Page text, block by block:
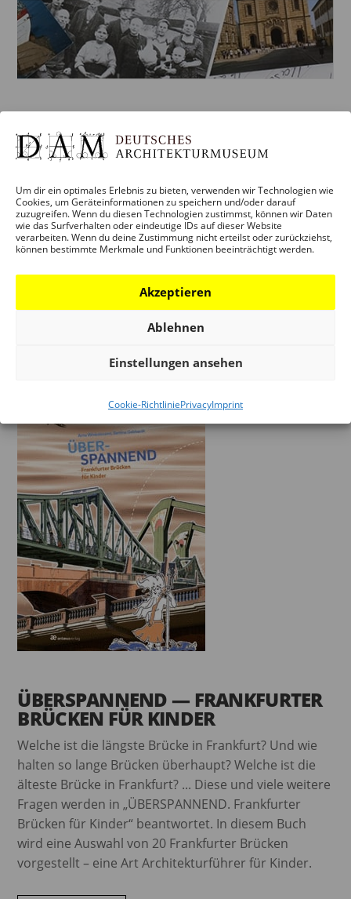
Um dir ein optimales Erlebnis zu bieten, verwenden wir Technologien wie
Cookies, um Geräteinformationen zu speichern und/oder darauf
zuzugreifen. Wenn du diesen Technologien zustimmst, können wir Daten
wie das Surfverhalten oder eindeutige IDs auf dieser Website
verarbeiten. Wenn du deine Zustimmung nicht erteilst oder zurückziehst,
können bestimmte Merkmale und Funktionen beeinträchtigt werden.
Akzeptieren
Ablehnen
Einstellungen ansehen
Cookie-RichtliniePrivacyImprint
UNESCO WELTERBE — EINE
DEUTSCHLANDREISE
(Hrsg.) Erschienen im Kehrer Verlag Heidelberg 2013,
deutsche ODER englische Ausgabe Mit Beiträgen von
Birgitta Ringbeck, Hanno Rauterberg, Hubertus
Adam, Wolfgang Bachmann, Ira Mazoni, Wolfgang
Pehnt u.a. 264 Seiten, mit...
ÜBERSPANNEND — FRANKFURTER
BRÜCKEN FÜR KINDER
Welche ist die längste Brücke in Frankfurt? Und wie
halten so lange Brücken überhaupt? Welche ist die
älteste Brücke in Frankfurt? ... Diese und viele weitere
Fragen werden in „ÜBERSPANNEND. Frankfurter
Brücken für Kinder“ beantwortet. In diesem Buch
wird eine Auswahl von 20 Frankfurter Brücken
vorgestellt – eine Art Architekturführer für Kinder.